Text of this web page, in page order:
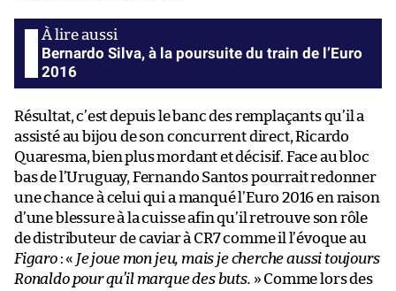
Bernardo Silva, à la poursuite du train de l’Euro
2016
Résultat, c’est depuis le banc des remplaçants qu’il a
assisté au bijou de son concurrent direct, Ricardo
Quaresma, bien plus mordant et décisif. Face au bloc
bas de l’Uruguay, Fernando Santos pourrait redonner
une chance à celui qui a manqué l’Euro 2016 en raison
d’une blessure à la cuisse afin qu’il retrouve son rôle
de distributeur de caviar à CR7 comme il l’évoque au
Figaro: « Je joue mon jeu, mais je cherche aussi toujours
Ronaldo pour qu’il marque des buts. » Comme lors des